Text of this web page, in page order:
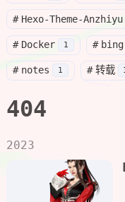
# Hexo-Theme-Anzhiyu
# Docker 1 # bing
# notes 1 # 转载
404
2023
乔治·坎宁逝世
中